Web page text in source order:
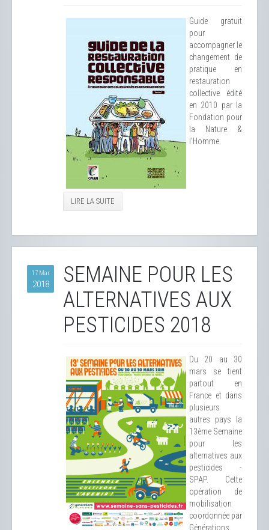
Guide gratuit
pour
accompagner le
changement de
pratique en
restauration
collective édité
en 2010 par la
Fondation pour
la Nature &
l'Homme.
LIRE LA SUITE
17 Mar
2018
SEMAINE POUR LES
ALTERNATIVES AUX
PESTICIDES 2018
Du 20 au 30
mars se tient
partout en
France et dans
plusieurs
autres pays la
13ème Semaine
pour les
alternatives aux
pesticides -
SPAP. Cette
opération de
mobilisation
coordonnée par
Générations